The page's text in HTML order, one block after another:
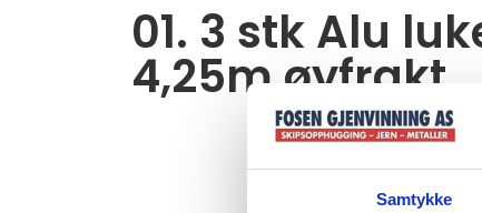
Samtykke
01. 3 stk Alu
4,25m øyfrakt